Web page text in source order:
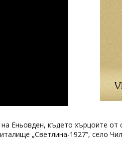
Еньовден, където хърцоите
„Светлина-1927“, село